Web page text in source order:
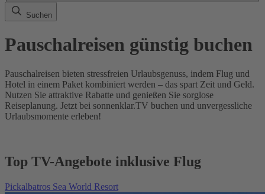
Suchen
Pauschalreisen günstig buchen
Pauschalreisen bieten stressfreien Urlaubsgenuss, indem Flug und
Hotel in einem Paket kombiniert werden – das spart Zeit und Geld.
Nutzen Sie attraktive Rabatte und genießen Sie sorglose
Reiseplanung. Jetzt bei sonnenklar.TV buchen und unvergessliche
Urlaubsmomente erleben!
Top TV-Angebote inklusive Flug
Pickalbatros Sea World Resort